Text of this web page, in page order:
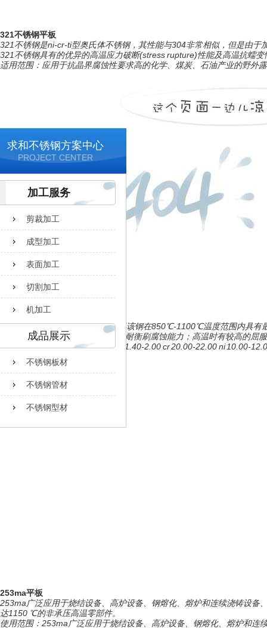
321不锈钢平板
321不锈钢是ni-cr-ti型奥氏体不锈钢，其性能与304非常相似，但是由
321不锈钢具有的优异的高温应力破断(stress rupture)性能及高温抗蠕
适用范围：应用于抗晶界腐蚀性要求高的化学、煤炭、石油产业的野外
253ma卷板
253ma的化学成分是平衡的，使得该钢在850℃-1100℃温度范围内具有
质中具有很好的抗高温腐蚀能力和耐衡刷腐蚀能力；高温时有较高的
化学成分：c 0.05-0.10 s≤0.030 si 1.40-2.00 cr 20.00-22.00 ni 10.00-
253ma平板
253ma广泛应用于烧结设备、高炉设备、钢熔化、熔炉和连续浇铸设
达1150 ℃的非承压高温零部件。
使用范围：253ma广泛应用于烧结设备、高炉设备、钢熔化、熔炉和
求和不锈钢方案中心
PROJECT CENTER
加工服务
剪裁加工
成型加工
表面加工
切割加工
机加工
成品展示
不锈钢板材
不锈钢管材
不锈钢型材